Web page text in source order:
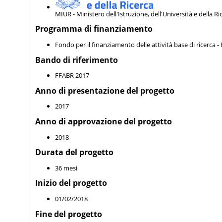
MIUR - Ministero dell'Istruzione, dell'Università e della
Programma di finanziamento
Fondo per il finanziamento delle attività base di ricerca -
Bando di riferimento
FFABR 2017
Anno di presentazione del progetto
2017
Anno di approvazione del progetto
2018
Durata del progetto
36 mesi
Inizio del progetto
01/02/2018
Fine del progetto